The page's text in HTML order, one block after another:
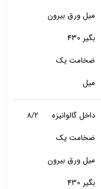
میل ورق بیرون
بگیر 430
ضخامت یک
میل
داخل گالوانیزه
ضخامت یک
میل ورق بیرون
بگیر 430
8/2